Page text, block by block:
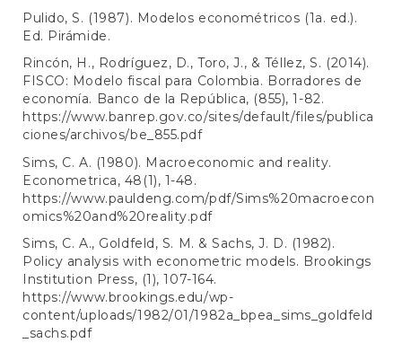
Pulido, S. (1987). Modelos econométricos (1a. ed.).
Ed. Pirámide.
Rincón, H., Rodríguez, D., Toro, J., & Téllez, S. (2014).
FISCO: Modelo fiscal para Colombia. Borradores de
economía. Banco de la República, (855), 1-82.
https://www.banrep.gov.co/sites/default/files/publica
ciones/archivos/be_855.pdf
Sims, C. A. (1980). Macroeconomic and reality.
Econometrica, 48(1), 1-48.
https://www.pauldeng.com/pdf/Sims%20macroecon
omics%20and%20reality.pdf
Sims, C. A., Goldfeld, S. M. & Sachs, J. D. (1982).
Policy analysis with econometric models. Brookings
Institution Press, (1), 107-164.
https://www.brookings.edu/wp-
content/uploads/1982/01/1982a_bpea_sims_goldfeld
_sachs.pdf